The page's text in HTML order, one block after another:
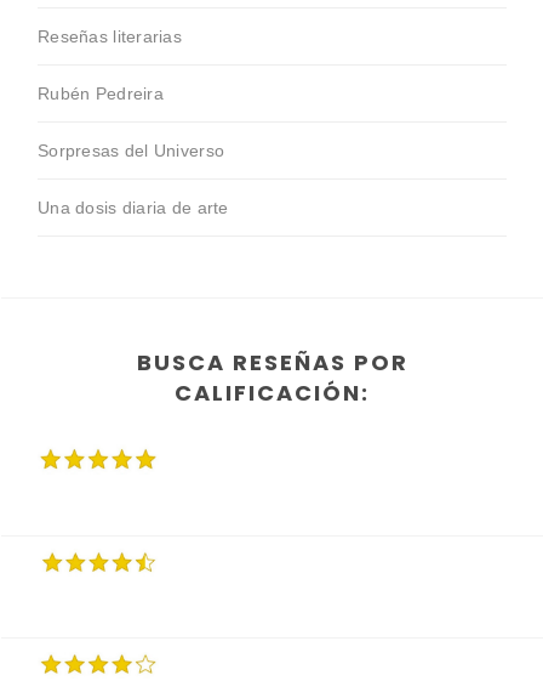
Reseñas literarias
Rubén Pedreira
Sorpresas del Universo
Una dosis diaria de arte
BUSCA RESEÑAS POR
CALIFICACIÓN: